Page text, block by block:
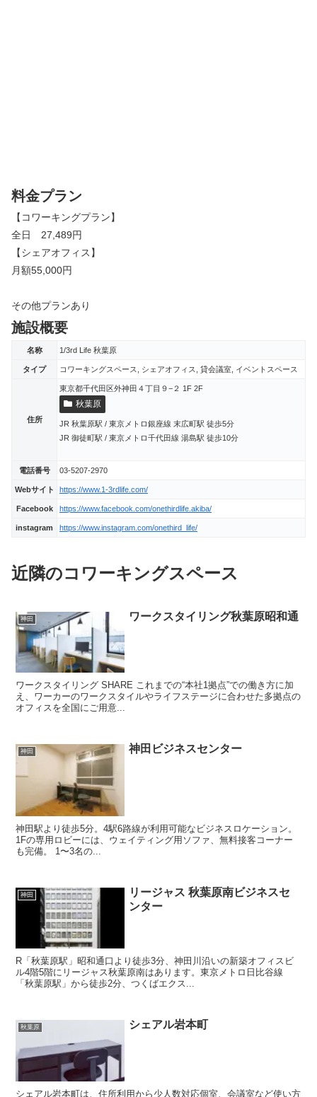
料金プラン
【コワーキングプラン】
全日 27,489円
【シェアオフィス】
月額55,000円
その他プランあり
施設概要
名称 1/3rd Life 秋葉原
タイプ コワーキングスペース, シェアオフィス, 貸会議室, イベントスペース
住所
東京都千代田区外神田４丁目９−２ 1F 2F
秋葉原
JR 秋葉原駅 / 東京メトロ銀座線 末広町駅 徒歩5分
JR 御徒町駅 / 東京メトロ千代田線 湯島駅 徒歩10分
電話番号 03-5207-2970
Webサイト https://www.1-3rdlife.com/
Facebook https://www.facebook.com/onethirdlife.akiba/
instagram https://www.instagram.com/onethird_life/
近隣のコワーキングスペース
神田 ワークスタイリング秋葉原昭和通
ワークスタイリング SHARE これまでの“本社1拠点”での働き方に加
え、ワーカーのワークスタイルやライフステージに合わせた多拠点の
オフィスを全国にご用意...
神田 神田ビジネスセンター
神田駅より徒歩5分。4駅6路線が利用可能なビジネスロケーション。
1Fの専用ロビーには、ウェイティング用ソファ、無料接客コーナー
も完備。 1〜3名の...
神田
リージャス 秋葉原南ビジネスセ
ンター
R「秋葉原駅」昭和通口より徒歩3分、神田川沿いの新築オフィスビ
ル4階5階にリージャス秋葉原南はあります。東京メトロ日比谷線
「秋葉原駅」から徒歩2分、つくばエクス...
秋葉原 シェアル岩本町
シェアル岩本町は、住所利用から少人数対応個室、会議室など使い方